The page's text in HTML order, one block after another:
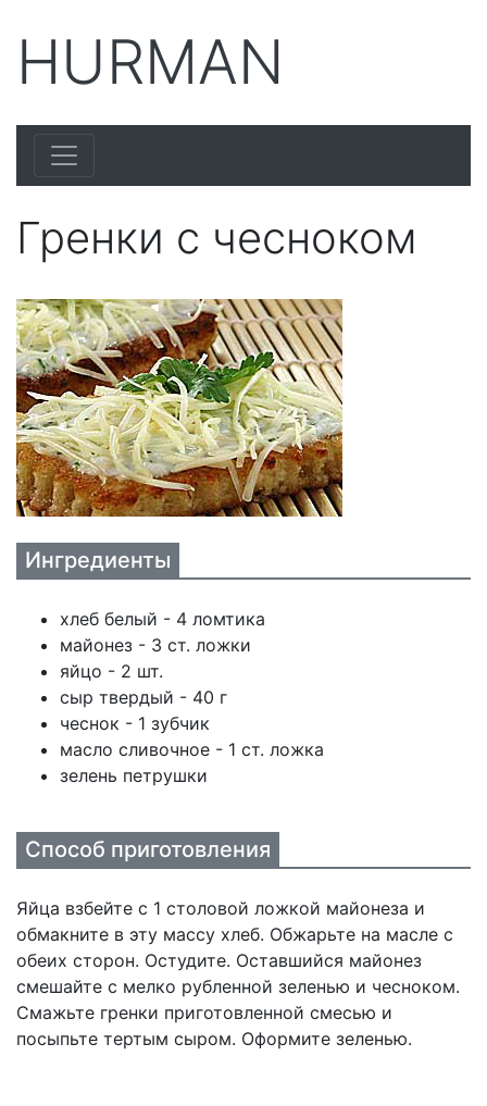
HURMAN
Гренки с чесноком
Ингредиенты
хлеб белый - 4 ломтика
майонез - 3 ст. ложки
яйцо - 2 шт.
сыр твердый - 40 г
чеснок - 1 зубчик
масло сливочное - 1 ст. ложка
зелень петрушки
Способ приготовления
Яйца взбейте с 1 столовой ложкой майонеза и
обмакните в эту массу хлеб. Обжарьте на масле с
обеих сторон. Остудите. Оставшийся майонез
смешайте с мелко рубленной зеленью и чесноком.
Смажьте гренки приготовленной смесью и
посыпьте тертым сыром. Оформите зеленью.